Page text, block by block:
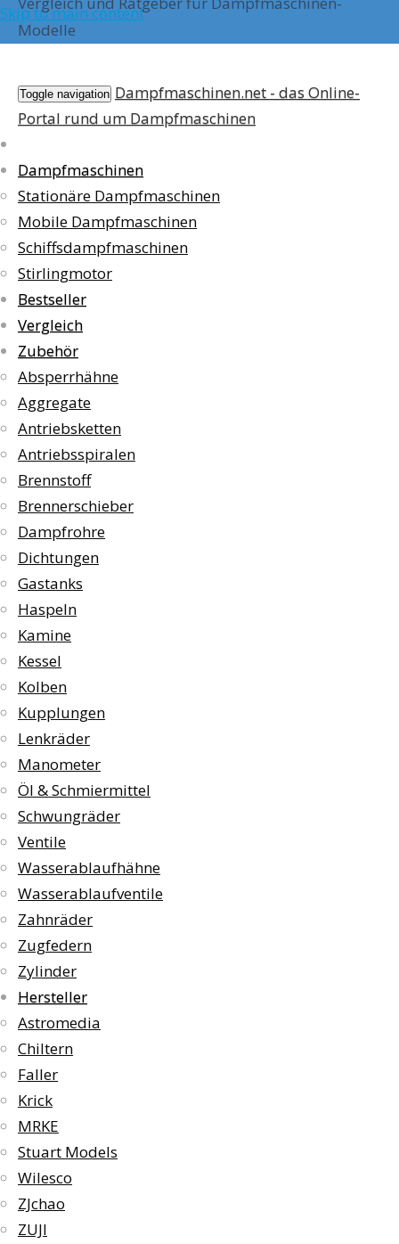
Skip to main content
Modelle
Toggle navigation Dampfmaschinen.net - das Online-
Portal rund um Dampfmaschinen
Dampfmaschinen
Stationäre Dampfmaschinen
Mobile Dampfmaschinen
Schiffsdampfmaschinen
Stirlingmotor
Bestseller
Vergleich
Zubehör
Absperrhähne
Aggregate
Antriebsketten
Antriebsspiralen
Brennstoff
Brennerschieber
Dampfrohre
Dichtungen
Gastanks
Haspeln
Kamine
Kessel
Kolben
Kupplungen
Lenkräder
Manometer
Öl & Schmiermittel
Schwungräder
Ventile
Wasserablaufhähne
Wasserablaufventile
Zahnräder
Zugfedern
Zylinder
Hersteller
Astromedia
Chiltern
Faller
Krick
MRKE
Stuart Models
Wilesco
ZJchao
ZUJI